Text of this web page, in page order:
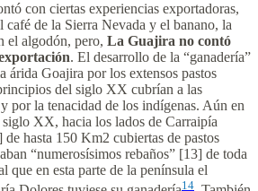
con ciertas experiencias exportadoras,
café de la Sierra Nevada y el banano, la
el algodón, pero, La Guajira no contó
. El desarrollo de la “ganadería”
árida Goajira por los extensos pastos
del siglo XX cubrían a las
por la tenacidad de los indígenas. Aún en
siglo XX, hacia los lados de Carraipía
hasta 150 Km2 cubiertas de pastos
“numerosísimos rebaños” [13] de toda
que en esta parte de la península el
14